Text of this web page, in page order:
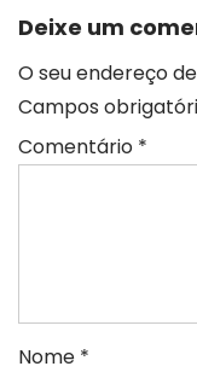
Deixe um
O seu endereço
Campos
Comentário *
Nome *